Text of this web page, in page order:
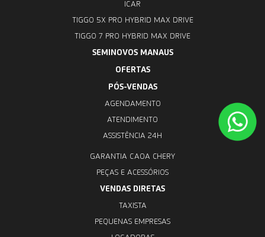
ICAR
TIGGO 5X PRO HYBRID MAX DRIVE
TIGGO 7 PRO HYBRID MAX DRIVE
SEMINOVOS MANAUS
OFERTAS
PÓS-VENDAS
AGENDAMENTO
ATENDIMENTO
ASSISTÊNCIA 24H
GARANTIA CAOA CHERY
PEÇAS E ACESSÓRIOS
VENDAS DIRETAS
TAXISTA
PEQUENAS EMPRESAS